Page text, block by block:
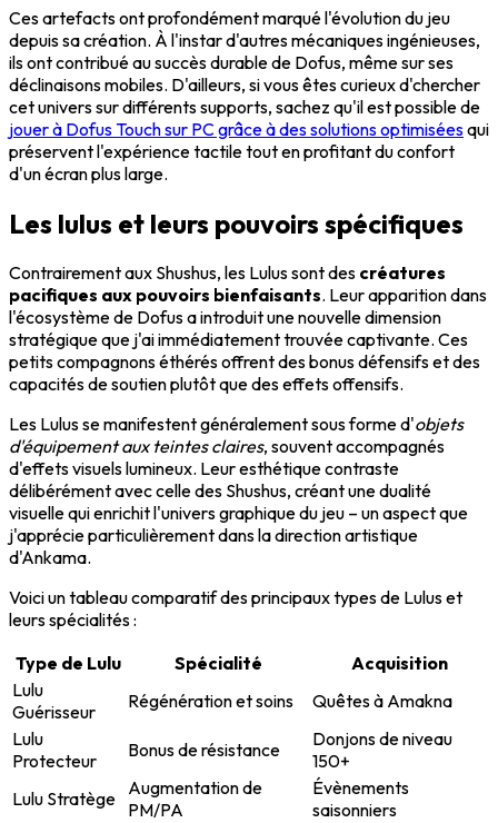
Ces artefacts ont profondément marqué l'évolution du jeu
depuis sa création. À l'instar d'autres mécaniques ingénieuses,
ils ont contribué au succès durable de Dofus, même sur ses
déclinaisons mobiles. D'ailleurs, si vous êtes curieux d'chercher
cet univers sur différents supports, sachez qu'il est possible de
jouer à Dofus Touch sur PC grâce à des solutions optimiséesqui
préservent l'expérience tactile tout en profitant du confort
d'un écran plus large.
Les lulus et leurs pouvoirs spécifiques
Contrairement aux Shushus, les Lulus sont des créatures
pacifiques aux pouvoirs bienfaisants. Leur apparition dans
l'écosystème de Dofus a introduit une nouvelle dimension
stratégique que j'ai immédiatement trouvée captivante. Ces
petits compagnons éthérés offrent des bonus défensifs et des
capacités de soutien plutôt que des effets offensifs.
Les Lulus se manifestent généralement sous forme d'objets
d'équipement aux teintes claires, souvent accompagnés
d'effets visuels lumineux. Leur esthétique contraste
délibérément avec celle des Shushus, créant une dualité
visuelle qui enrichit l'univers graphique du jeu – un aspect que
j'apprécie particulièrement dans la direction artistique
d'Ankama.
Voici un tableau comparatif des principaux types de Lulus et
leurs spécialités :
Type de Lulu
Spécialité
Acquisition
Lulu
Guérisseur
Régénération et soins
Quêtes à Amakna
Lulu
Protecteur
Bonus de résistance
Donjons de niveau
150+
Lulu Stratège Augmentation de
PM/PA
Évènements
saisonniers